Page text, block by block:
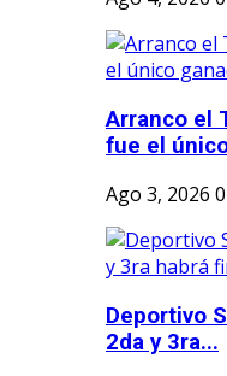
Arranco el
fue el
Ago 3, 2026 0
Deportivo
2da y 3ra...